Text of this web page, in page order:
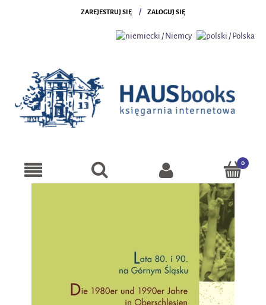
ZAREJESTRUJ SIĘ ZALOGUJ SIĘ